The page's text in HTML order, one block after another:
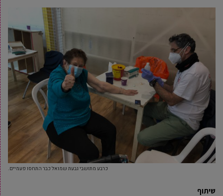
כרבע מתושבי גבעת שמואל כבר התחסו פעמיים.
שיתוף